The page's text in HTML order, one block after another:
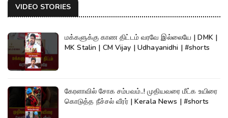
VIDEO STORIES
மக்களுக்கு காண திட்டம் வரவே இல்லையே | DMK |
MK Stalin | CM Vijay | Udhayanidhi | #shorts
கேரளாவில் சோக சம்பவம்..! முதியவரை மீட்க உயிரை
கொடுத்த நீச்சல் வீரர் | Kerala News | #shorts